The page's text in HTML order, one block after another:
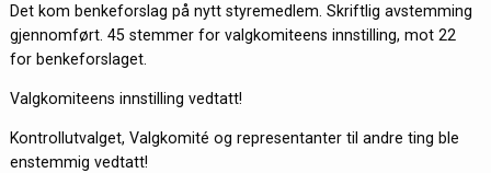
Det kom benkeforslag på nytt styremedlem. Skriftlig avstemming
gjennomført. 45 stemmer for valgkomiteens innstilling, mot 22
for benkeforslaget.
Valgkomiteens innstilling vedtatt!
Kontrollutvalget, Valgkomité og representanter til andre ting ble
enstemmig vedtatt!